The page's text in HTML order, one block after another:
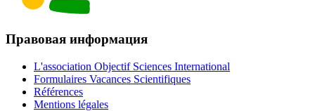
Правовая информация
L'association Objectif Sciences International
Formulaires Vacances Scientifiques
Références
Mentions légales